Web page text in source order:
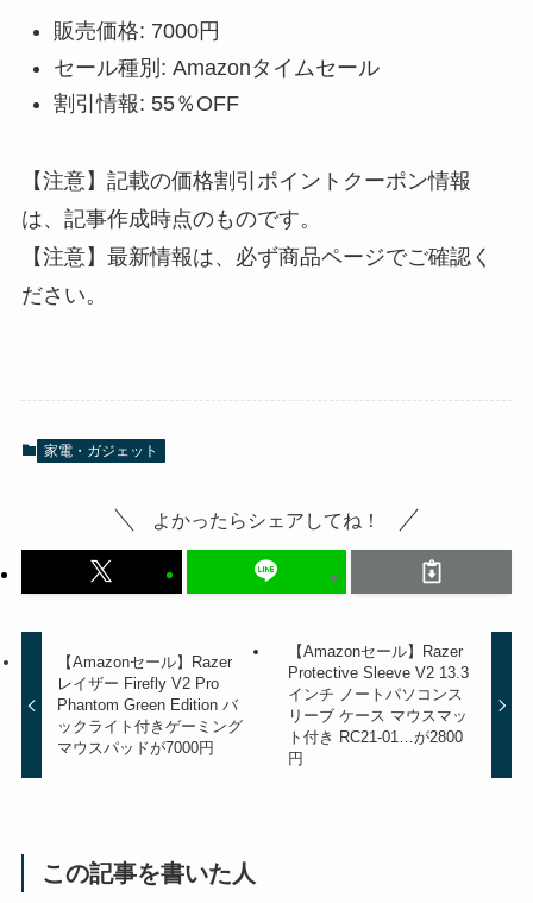
販売価格: 7000円
セール種別: Amazonタイムセール
割引情報: 55％OFF
【注意】記載の価格割引ポイントクーポン情報
は、記事作成時点のものです。
【注意】最新情報は、必ず商品ページでご確認く
ださい。
家電・ガジェット
よかったらシェアしてね！
【Amazonセール】Razer
レイザー Firefly V2 Pro
Phantom Green Edition バ
ックライト付きゲーミング
マウスパッドが7000円
【Amazonセール】Razer
Protective Sleeve V2 13.3
インチ ノートパソコンス
リーブ ケース マウスマッ
ト付き RC21-01…が2800
円
この記事を書いた人